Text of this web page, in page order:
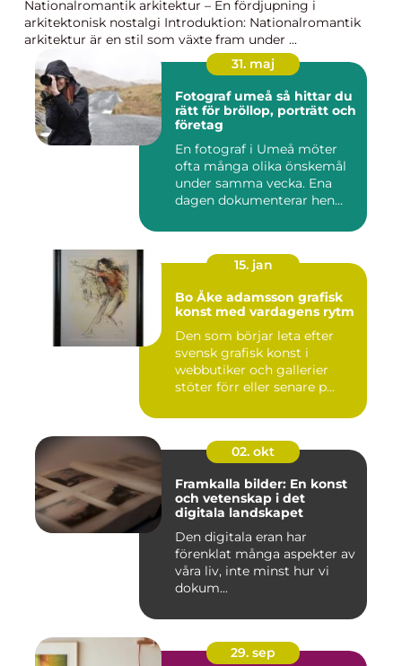
Nationalromantik arkitektur – En fördjupning i
arkitektonisk nostalgi Introduktion: Nationalromantik
arkitektur är en stil som växte fram under ...
31. maj
Fotograf umeå så hittar du
rätt för bröllop, porträtt och
företag
En fotograf i Umeå möter
ofta många olika önskemål
under samma vecka. Ena
dagen dokumenterar hen
15. jan
Bo Åke adamsson grafisk
konst med vardagens rytm
Den som börjar leta efter
svensk grafisk konst i
webbutiker och gallerier
stöter förr eller senare p...
02. okt
Framkalla bilder: En konst
och vetenskap i det
digitala landskapet
Den digitala eran har
förenklat många aspekter av
våra liv, inte minst hur vi
dokum...
29. sep